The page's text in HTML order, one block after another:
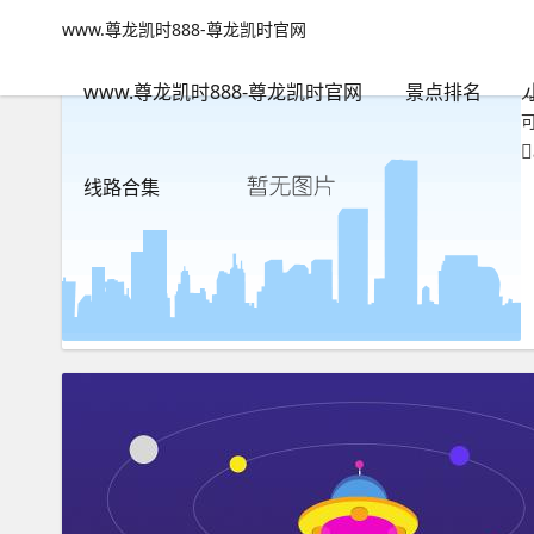
www.尊龙凯时888-尊龙凯时官网
www.尊龙凯时888-尊龙凯时官网 景点排名
线路合集
www.尊龙凯时888-尊龙凯时官网